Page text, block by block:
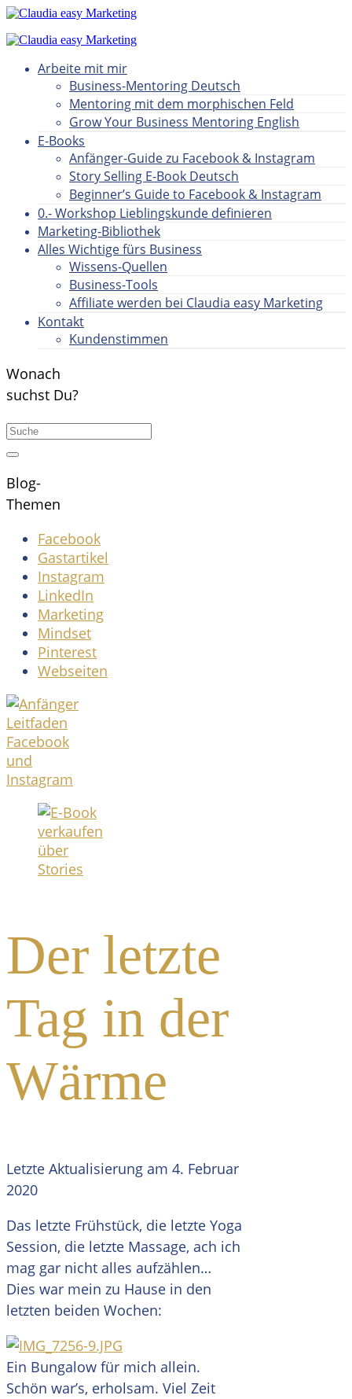
Arbeite mit mir
Business-Mentoring Deutsch
Mentoring mit dem morphischen Feld
Grow Your Business Mentoring English
E-Books
Anfänger-Guide zu Facebook & Instagram
Story Selling E-Book Deutsch
Beginner’s Guide to Facebook & Instagram
0.- Workshop Lieblingskunde definieren
Marketing-Bibliothek
Alles Wichtige fürs Business
Wissens-Quellen
Business-Tools
Affiliate werden bei Claudia easy Marketing
Kontakt
Kundenstimmen
Wonach
suchst Du?
Blog-
Themen
Facebook
Gastartikel
Instagram
LinkedIn
Marketing
Mindset
Pinterest
Webseiten
Der letzte
Tag in der
Wärme
Letzte Aktualisierung am 4. Februar
2020
Das letzte Frühstück, die letzte Yoga
Session, die letzte Massage, ach ich
mag gar nicht alles aufzählen…
Dies war mein zu Hause in den
letzten beiden Wochen:
Ein Bungalow für mich allein.
Schön war’s, erholsam. Viel Zeit